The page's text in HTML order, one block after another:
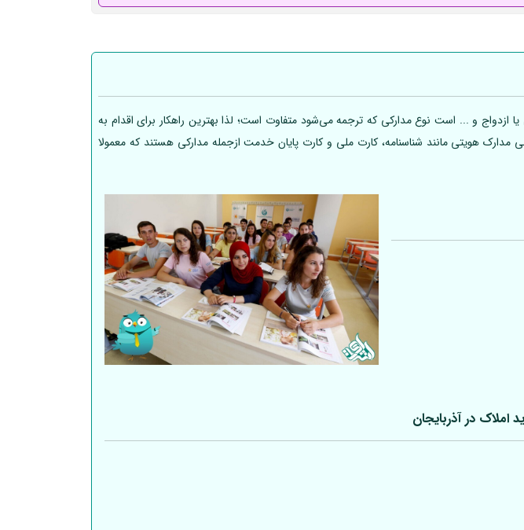
ازدواج و ... است نوع مدارکی که ترجمه می‌شود متفاوت است؛ لذا بهترین راهکار برای اقدام به
مدارک هویتی مانند شناسنامه، کارت ملی و کارت پایان خدمت ازجمله مدارکی هستند که معمولا
املاک در آذربایجان